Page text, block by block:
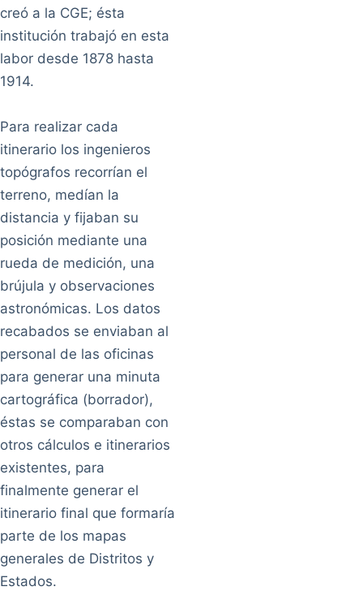
creó a la CGE; ésta
institución trabajó en esta
labor desde 1878 hasta
1914.
Para realizar cada
itinerario los ingenieros
topógrafos recorrían el
terreno, medían la
distancia y fijaban su
posición mediante una
rueda de medición, una
brújula y observaciones
astronómicas. Los datos
recabados se enviaban al
personal de las oficinas
para generar una minuta
cartográfica (borrador),
éstas se comparaban con
otros cálculos e itinerarios
existentes, para
finalmente generar el
itinerario final que formaría
parte de los mapas
generales de Distritos y
Estados.